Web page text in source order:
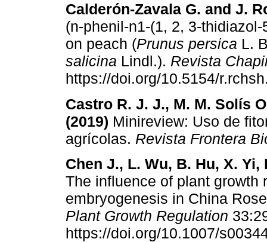
Calderón-Zavala G. and J.
(n-phenil-n1-(1, 2, 3-
on peach (Prunus persica L.
salicina Lindl.). Revista
https://doi.org/10.5154/
Castro R. J. J., M. M. Solís
(2019) Minireview: Uso de
agrícolas. Revista Frontera
Chen J., L. Wu, B. Hu, X.
The influence of plant growth
embryogenesis in China
Plant Growth Regulation
https://doi.org/10.1007/